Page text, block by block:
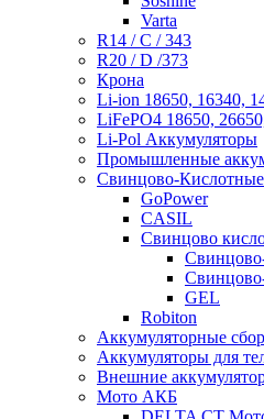
Varta
R14 / C / 343
R20 / D /373
Крона
Li-ion 18650, 16340,
LiFePO4 18650,
Li-Pol Аккумуляторы
Промышленные
Свинцово-Кислотные
GoPower
CASIL
Свинцово
GEL
Robiton
Аккумуляторные
Аккумуляторы для
Внешние
Мото АКБ